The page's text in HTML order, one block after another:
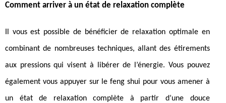
Comment arriver à un état de relaxation complète
Il vous est possible de bénéficier de relaxation optimale en
combinant de nombreuses techniques, allant des étirements
aux pressions qui visent à libérer de l’énergie. Vous pouvez
également vous appuyer sur le feng shui pour vous amener à
un état de relaxation complète à partir d’une douce